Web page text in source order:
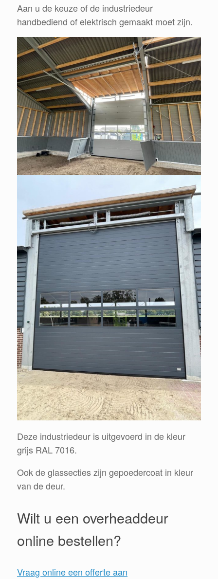
Aan u de keuze of de industriedeur
handbediend of elektrisch gemaakt moet zijn.
Deze industriedeur is uitgevoerd in de kleur
grijs RAL 7016.
Ook de glassecties zijn gepoedercoat in kleur
van de deur.
Wilt u een overheaddeur
online bestellen?
Vraag online een offerte aan